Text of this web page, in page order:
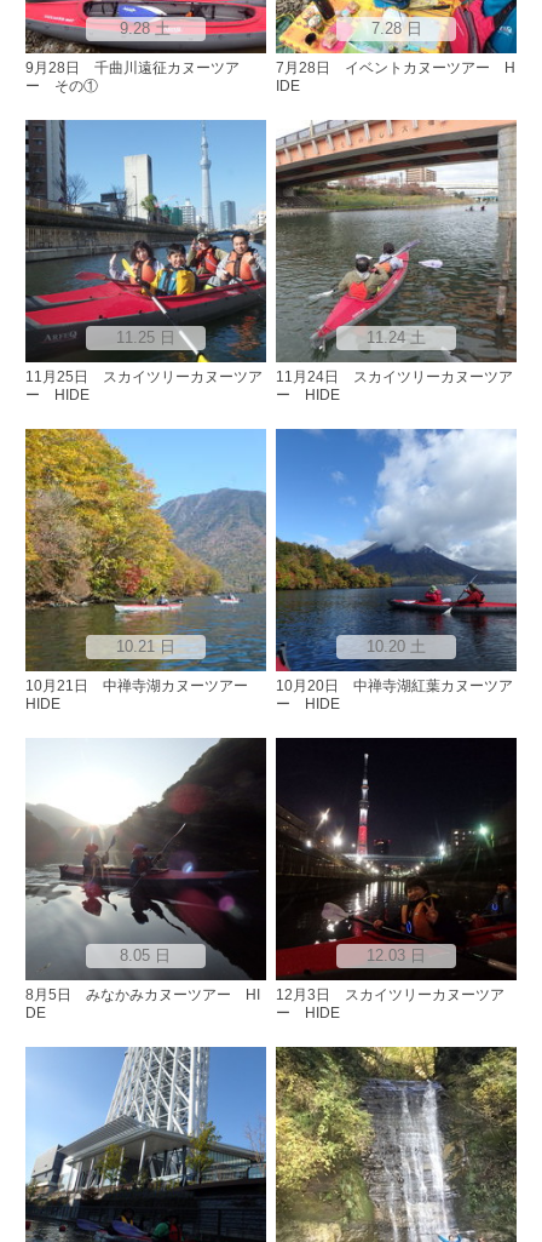
9.28 土
9月28日 千曲川遠征カヌーツア
ー その①
7.28 日
7月28日 イベントカヌーツアー H
IDE
11.25 日
11月25日 スカイツリーカヌーツア
ー HIDE
11.24 土
11月24日 スカイツリーカヌーツア
ー HIDE
10.21 日
10月21日 中禅寺湖カヌーツアー
HIDE
10.20 土
10月20日 中禅寺湖紅葉カヌーツア
ー HIDE
8.05 日
8月5日 みなかみカヌーツアー HI
DE
12.03 日
12月3日 スカイツリーカヌーツア
ー HIDE